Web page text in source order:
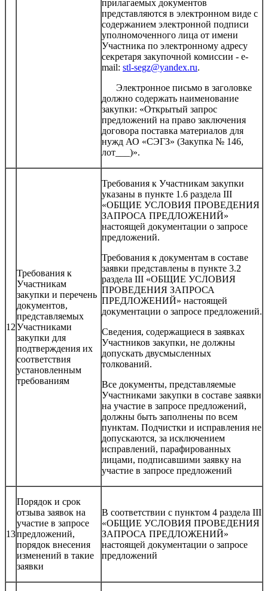
прилагаемых документов
представляются в электронном виде с
содержанием электронной подписи
уполномоченного лица от имени
Участника по электронному адресу
секретаря закупочной комиссии - e-
mail: stl-segz@yandex.ru.
Электронное письмо в заголовке
должно содержать наименование
закупки: «Открытый запрос
предложений на право заключения
договора поставка материалов для
нужд АО «СЭГЗ» (Закупка № 146,
лот___)».
12
Требования к
Участникам
закупки и перечень
документов,
представляемых
Участниками
закупки для
подтверждения их
соответствия
установленным
требованиям
Требования к Участникам закупки
указаны в пункте 1.6 раздела III
«ОБЩИЕ УСЛОВИЯ ПРОВЕДЕНИЯ
ЗАПРОСА ПРЕДЛОЖЕНИЙ»
настоящей документации о запросе
предложений.
Требования к документам в составе
заявки представлены в пункте 3.2
раздела III «ОБЩИЕ УСЛОВИЯ
ПРОВЕДЕНИЯ ЗАПРОСА
ПРЕДЛОЖЕНИЙ» настоящей
документации о запросе предложений.
Сведения, содержащиеся в заявках
Участников закупки, не должны
допускать двусмысленных
толкований.
Все документы, представляемые
Участниками закупки в составе заявки
на участие в запросе предложений,
должны быть заполнены по всем
пунктам. Подчистки и исправления не
допускаются, за исключением
исправлений, парафированных
лицами, подписавшими заявку на
участие в запросе предложений
13
Порядок и срок
отзыва заявок на
участие в запросе
предложений,
порядок внесения
изменений в такие
заявки
В соответствии с пунктом 4 раздела III
«ОБЩИЕ УСЛОВИЯ ПРОВЕДЕНИЯ
ЗАПРОСА ПРЕДЛОЖЕНИЙ»
настоящей документации о запросе
предложений